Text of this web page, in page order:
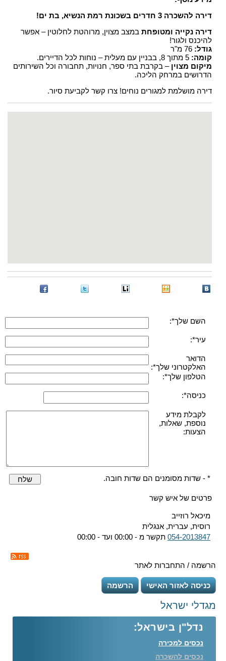
דירה להשכרה 3 חדרים בשכונת רמת הנשיא, בת ים!
דירה נקייה ומטופחת במצב מצוין, מרוהטת לחלוטין – אפשר
להיכנס ולגור!
גודל:
קומה:
מיקום מצוין – בקרבת בתי ספר, חנויות, תחבורה וכל השירותים
הדרושים במרחק הליכה.
דירה מושלמת למגורים נוחים! צרו קשר לקביעת סיור.
השם שלך*:
עיר*:
הדואר
האלקטרוני שלך*:
הטלפון שלך*:
כניסה*:
לקבלת מידע
נוספת, שאלות,
הצעות:
* - שדות מסומנים הם שדות חובה. שלח
פרטים של איש קשר
מיכאל רוזייב
רוסית, עברית, אנגלית
054-2013847 תקשר מ - 00:00 ועד - 00:00
הרשמה / התחברות לאתר
כניסה לאזור האישי הרשמה
מגדלי ישראל
נדל"ן בישראל:
נכסים למכירה
נכסים להשכרה